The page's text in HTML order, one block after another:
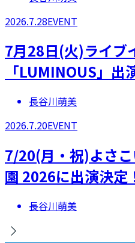
2026.7.28EVENT
7月28日(火)ライブ
「LUMINOUS」出
長谷川萌美
2026.7.20EVENT
7/20(月・祝)よさ
園 2026に出演決定
長谷川萌美